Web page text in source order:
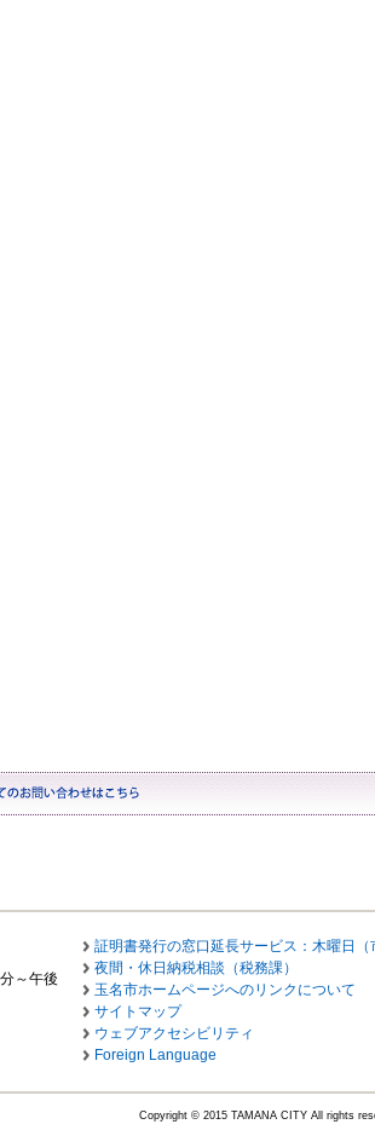
～午後
証明書発行の窓口延長サービス：木曜日（
夜間・休日納税相談（税務課）
玉名市ホームページへのリンクについて
サイトマップ
ウェブアクセシビリティ
Foreign Language
Copyright © 2015 TAMANA CITY All rights